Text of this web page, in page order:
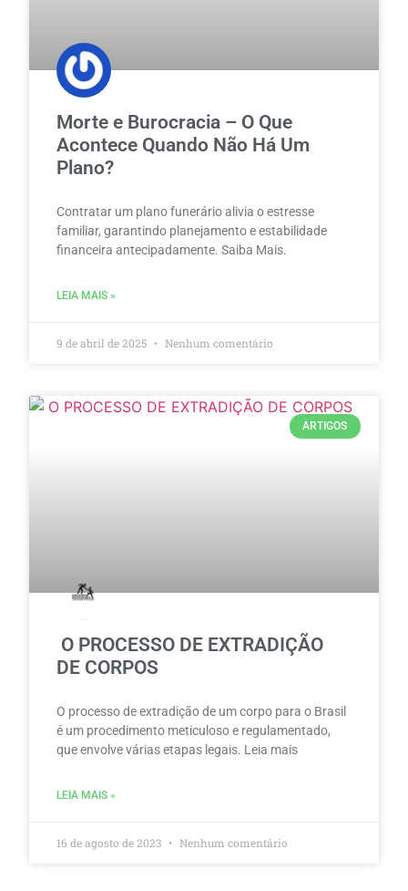
Morte e Burocracia – O Que
Acontece Quando Não Há Um
Plano?
Contratar um plano funerário alivia o estresse
familiar, garantindo planejamento e estabilidade
financeira antecipadamente. Saiba Mais.
LEIA MAIS »
9 de abril de 2025 Nenhum comentário
ARTIGOS
O PROCESSO DE EXTRADIÇÃO
DE CORPOS
O processo de extradição de um corpo para o Brasil
é um procedimento meticuloso e regulamentado,
que envolve várias etapas legais. Leia mais
LEIA MAIS »
16 de agosto de 2023 Nenhum comentário